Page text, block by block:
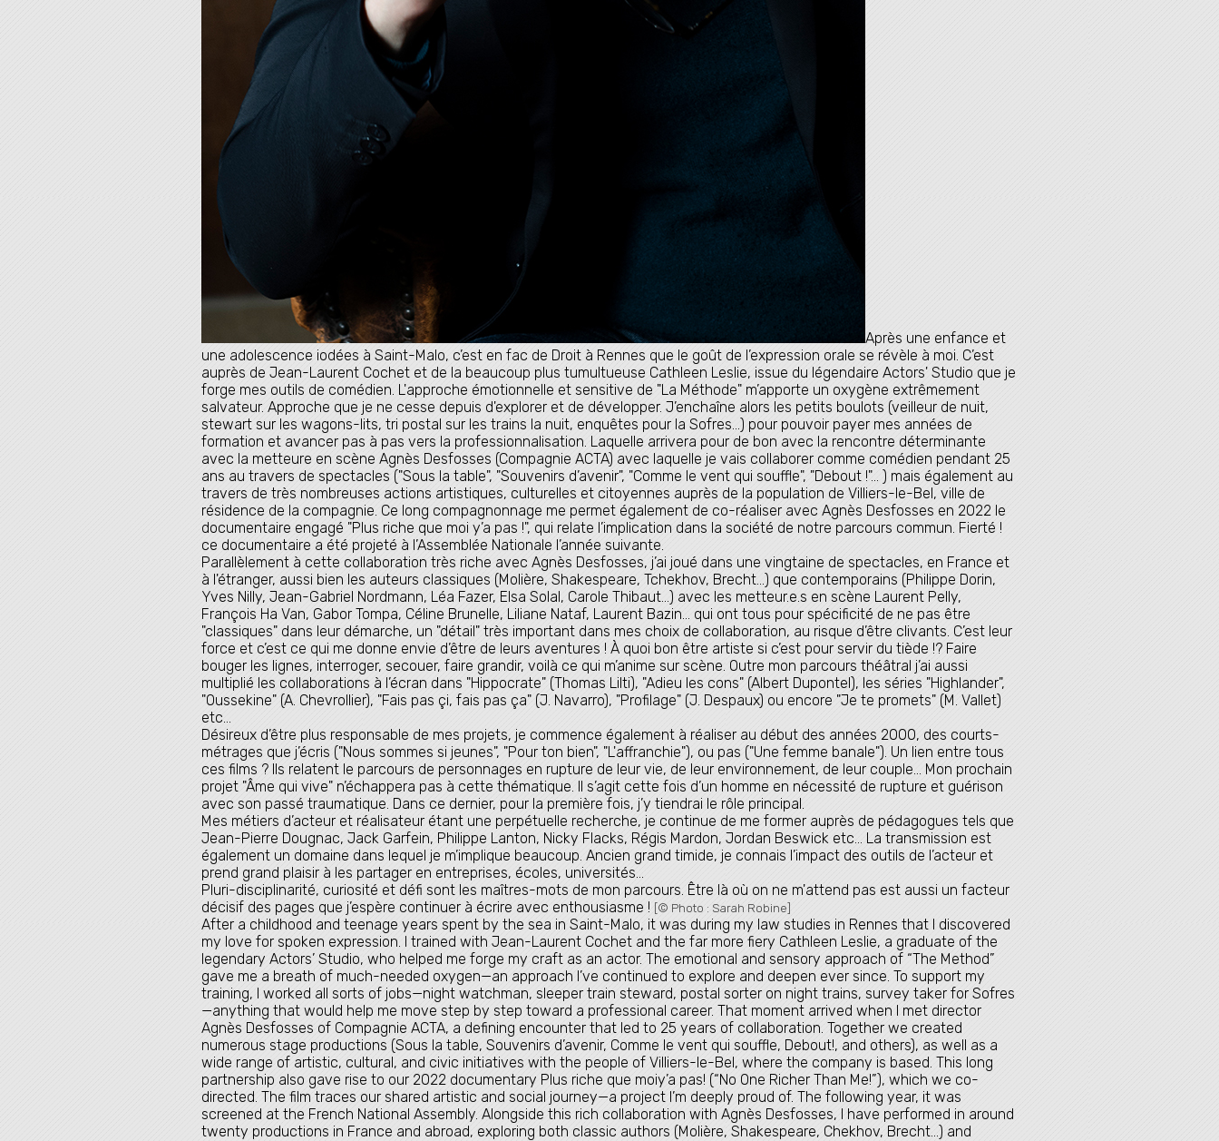
Après une enfance et
une adolescence iodées à Saint-Malo, c’est en fac de Droit à Rennes que le goût de l’expression orale se révèle à moi. C’est
auprès de Jean-Laurent Cochet et de la beaucoup plus tumultueuse Cathleen Leslie, issue du légendaire Actors' Studio que je
forge mes outils de comédien. L'approche émotionnelle et sensitive de "La Méthode" m’apporte un oxygène extrêmement
salvateur. Approche que je ne cesse depuis d'explorer et de développer. J’enchaîne alors les petits boulots (veilleur de nuit,
stewart sur les wagons-lits, tri postal sur les trains la nuit, enquêtes pour la Sofres…) pour pouvoir payer mes années de
formation et avancer pas à pas vers la professionnalisation. Laquelle arrivera pour de bon avec la rencontre déterminante
avec la metteure en scène Agnès Desfosses (Compagnie ACTA) avec laquelle je vais collaborer comme comédien pendant 25
ans au travers de spectacles ("Sous la table", "Souvenirs d’avenir", "Comme le vent qui souffle", "Debout !"… ) mais également au
travers de très nombreuses actions artistiques, culturelles et citoyennes auprès de la population de Villiers-le-Bel, ville de
résidence de la compagnie. Ce long compagnonnage me permet également de co-réaliser avec Agnès Desfosses en 2022 le
documentaire engagé "Plus riche que moi y’a pas !", qui relate l’implication dans la société de notre parcours commun. Fierté !
ce documentaire a été projeté à l’Assemblée Nationale l’année suivante.
Parallèlement à cette collaboration très riche avec Agnès Desfosses, j’ai joué dans une vingtaine de spectacles, en France et
à l'étranger, aussi bien les auteurs classiques (Molière, Shakespeare, Tchekhov, Brecht...) que contemporains (Philippe Dorin,
Yves Nilly, Jean-Gabriel Nordmann, Léa Fazer, Elsa Solal, Carole Thibaut…) avec les metteur.e.s en scène Laurent Pelly,
François Ha Van, Gabor Tompa, Céline Brunelle, Liliane Nataf, Laurent Bazin… qui ont tous pour spécificité de ne pas être
"classiques" dans leur démarche, un "détail" très important dans mes choix de collaboration, au risque d’être clivants. C’est leur
force et c’est ce qui me donne envie d’être de leurs aventures ! À quoi bon être artiste si c’est pour servir du tiède !? Faire
bouger les lignes, interroger, secouer, faire grandir, voilà ce qui m’anime sur scène. Outre mon parcours théâtral j’ai aussi
multiplié les collaborations à l’écran dans "Hippocrate" (Thomas Lilti), "Adieu les cons" (Albert Dupontel), les séries "Highlander",
"Oussekine" (A. Chevrollier), "Fais pas çi, fais pas ça" (J. Navarro), "Profilage" (J. Despaux) ou encore "Je te promets" (M. Vallet)
etc...
Désireux d’être plus responsable de mes projets, je commence également à réaliser au début des années 2000, des courts-
métrages que j’écris ("Nous sommes si jeunes", "Pour ton bien", "L'affranchie"), ou pas ("Une femme banale"). Un lien entre tous
ces films ? Ils relatent le parcours de personnages en rupture de leur vie, de leur environnement, de leur couple… Mon prochain
projet "Âme qui vive" n’échappera pas à cette thématique. Il s’agit cette fois d’un homme en nécessité de rupture et guérison
avec son passé traumatique. Dans ce dernier, pour la première fois, j’y tiendrai le rôle principal.
Mes métiers d’acteur et réalisateur étant une perpétuelle recherche, je continue de me former auprès de pédagogues tels que
Jean-Pierre Dougnac, Jack Garfein, Philippe Lanton, Nicky Flacks, Régis Mardon, Jordan Beswick etc... La transmission est
également un domaine dans lequel je m’implique beaucoup. Ancien grand timide, je connais l’impact des outils de l’acteur et
prend grand plaisir à les partager en entreprises, écoles, universités…
Pluri-disciplinarité, curiosité et défi sont les maîtres-mots de mon parcours. Être là où on ne m'attend pas est aussi un facteur
décisif des pages que j’espère continuer à écrire avec enthousiasme !
[© Photo : Sarah Robine]
After a childhood and teenage years spent by the sea in Saint-Malo, it was during my law studies in Rennes that I discovered
my love for spoken expression. I trained with Jean-Laurent Cochet and the far more fiery Cathleen Leslie, a graduate of the
legendary Actors’ Studio, who helped me forge my craft as an actor. The emotional and sensory approach of “The Method”
gave me a breath of much-needed oxygen—an approach I’ve continued to explore and deepen ever since. To support my
training, I worked all sorts of jobs—night watchman, sleeper train steward, postal sorter on night trains, survey taker for Sofres
—anything that would help me move step by step toward a professional career. That moment arrived when I met director
Agnès Desfosses of Compagnie ACTA, a defining encounter that led to 25 years of collaboration. Together we created
numerous stage productions (Sous la table, Souvenirs d’avenir, Comme le vent qui souffle, Debout!, and others), as well as a
wide range of artistic, cultural, and civic initiatives with the people of Villiers-le-Bel, where the company is based. This long
partnership also gave rise to our 2022 documentary Plus riche que moiy’a pas! (“No One Richer Than Me!”), which we co-
directed. The film traces our shared artistic and social journey—a project I’m deeply proud of. The following year, it was
screened at the French National Assembly. Alongside this rich collaboration with Agnès Desfosses, I have performed in around
twenty productions in France and abroad, exploring both classic authors (Molière, Shakespeare, Chekhov, Brecht...) and